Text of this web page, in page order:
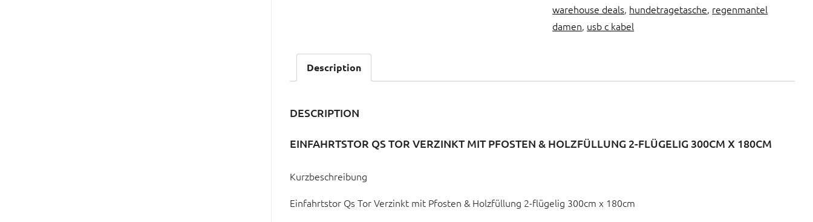
warehouse deals, hundetragetasche, regenmantel
damen, usb c kabel
Description
DESCRIPTION
EINFAHRTSTOR QS TOR VERZINKT MIT PFOSTEN & HOLZFÜLLUNG 2-FLÜGELIG 300CM X 180CM
Kurzbeschreibung
Einfahrtstor Qs Tor Verzinkt mit Pfosten & Holzfüllung 2-flügelig 300cm x 180cm